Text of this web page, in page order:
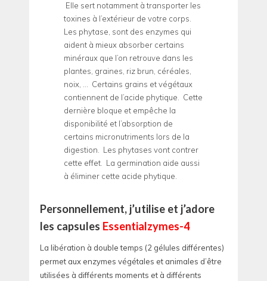
Elle sert notamment à transporter les
toxines à l’extérieur de votre corps.
Les phytase, sont des enzymes qui
aident à mieux absorber certains
minéraux que l’on retrouve dans les
plantes, graines, riz brun, céréales,
noix, … Certains grains et végétaux
contiennent de l’acide phytique. Cette
dernière bloque et empêche la
disponibilité et l’absorption de
certains micronutriments lors de la
digestion. Les phytases vont contrer
cette effet. La germination aide aussi
à éliminer cette acide phytique.
Personnellement, j’utilise et j’adore
les capsules Essentialzymes-4
La libération à double temps (2 gélules différentes)
permet aux enzymes végétales et animales d’être
utilisées à différents moments et à différents